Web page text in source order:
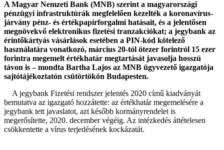
A Magyar Nemzeti Bank (MNB) szerint a magyarországi
pénzügyi infrastruktúrák megfelelően kezelték a koronavírus-
járvány pénz- és értékpapírforgalmi hatásait, és a jelentősen
megnövekvő elektronikus fizetési tranzakciókat; a jegybank az
érintőkártyás vásárlások esetében a PIN-kód kötelező
használatára vonatkozó, március 20-tól ötezer forintról 15 ezer
forintra megemelt értékhatár megtartását javasolja hosszú
távon is – mondta Bartha Lajos az MNB ügyvezető igazgatója
sajtótájékoztatón csütörtökön Budapesten.
A jegybank Fizetési rendszer jelentés 2020 című kiadványát
bemutatva az igazgató hozzátette: az értékhatár megemelésére a
jegybank tett javaslatot, azt később kormányrendelet is
megerősítette, 2020. december végéig. Az intézkedés áttételesen
csökkentette a vírus terjedésének kockázatát.